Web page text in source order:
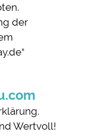
der
Wertvoll!